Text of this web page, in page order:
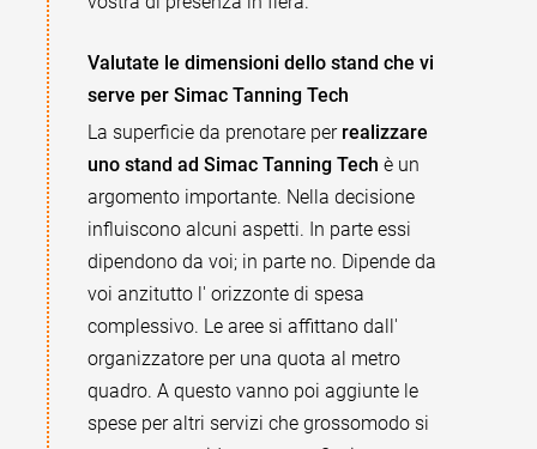
Valutate le dimensioni dello stand che vi
serve per Simac Tanning Tech
La superficie da prenotare per realizzare
uno stand ad Simac Tanning Tech è un
argomento importante. Nella decisione
influiscono alcuni aspetti. In parte essi
dipendono da voi; in parte no. Dipende da
voi anzitutto l' orizzonte di spesa
complessivo. Le aree si affittano dall'
organizzatore per una quota al metro
quadro. A questo vanno poi aggiunte le
spese per altri servizi che grossomodo si